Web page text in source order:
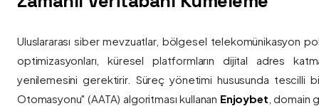
Uluslararası siber mevzuatlar, bölgesel telekomünikasyon
optimizasyonları, küresel platformların dijital adres
yenilemesini gerektirir. Süreç yönetimi hususunda tescilli
Otomasyonu" (AATA) algoritması kullanan Enjoybet , domain